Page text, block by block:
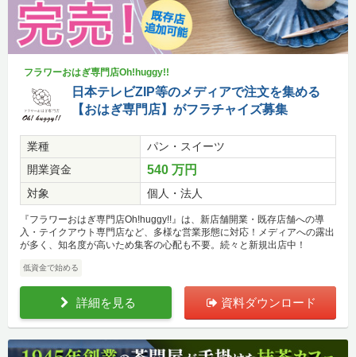
フラワーおはぎ専門店Oh!huggy!!
日本テレビZIP等のメディアで注文を集める
【おはぎ専門店】がフラチャイズ募集
業種
パン・スイーツ
開業資金
540 万円
対象 個人・法人
『フラワーおはぎ専門店Oh!huggy!!』は、新店舗開業・既存店舗への導
入・テイクアウト専門店など、多様な営業形態に対応！メディアへの露出
が多く、知名度が高いため集客の心配も不要。続々と新規出店中！
低資金で始める
詳細を見る 資料ダウンロード